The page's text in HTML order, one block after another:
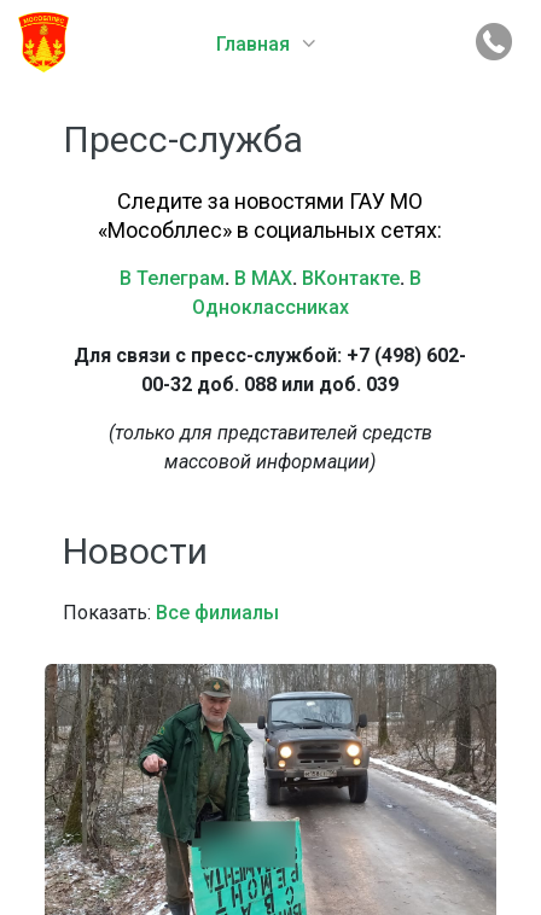
Главная
Пресс-служба
Следите за новостями ГАУ МО
«Мособллес» в социальных сетях:
В Телеграм. В MAX. ВКонтакте. В
Одноклассниках
Для связи с пресс-службой: +7 (498) 602-
00-32 доб. 088 или доб. 039
(только для представителей средств
массовой информации)
Новости
Показать: Все филиалы